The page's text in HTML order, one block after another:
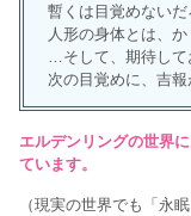
暫くは目覚めないだ
人形の身体とは、
…そして、期待して
次の目覚めに、吉
エルデンリングの世界
ています。
（現実の世界でも「永